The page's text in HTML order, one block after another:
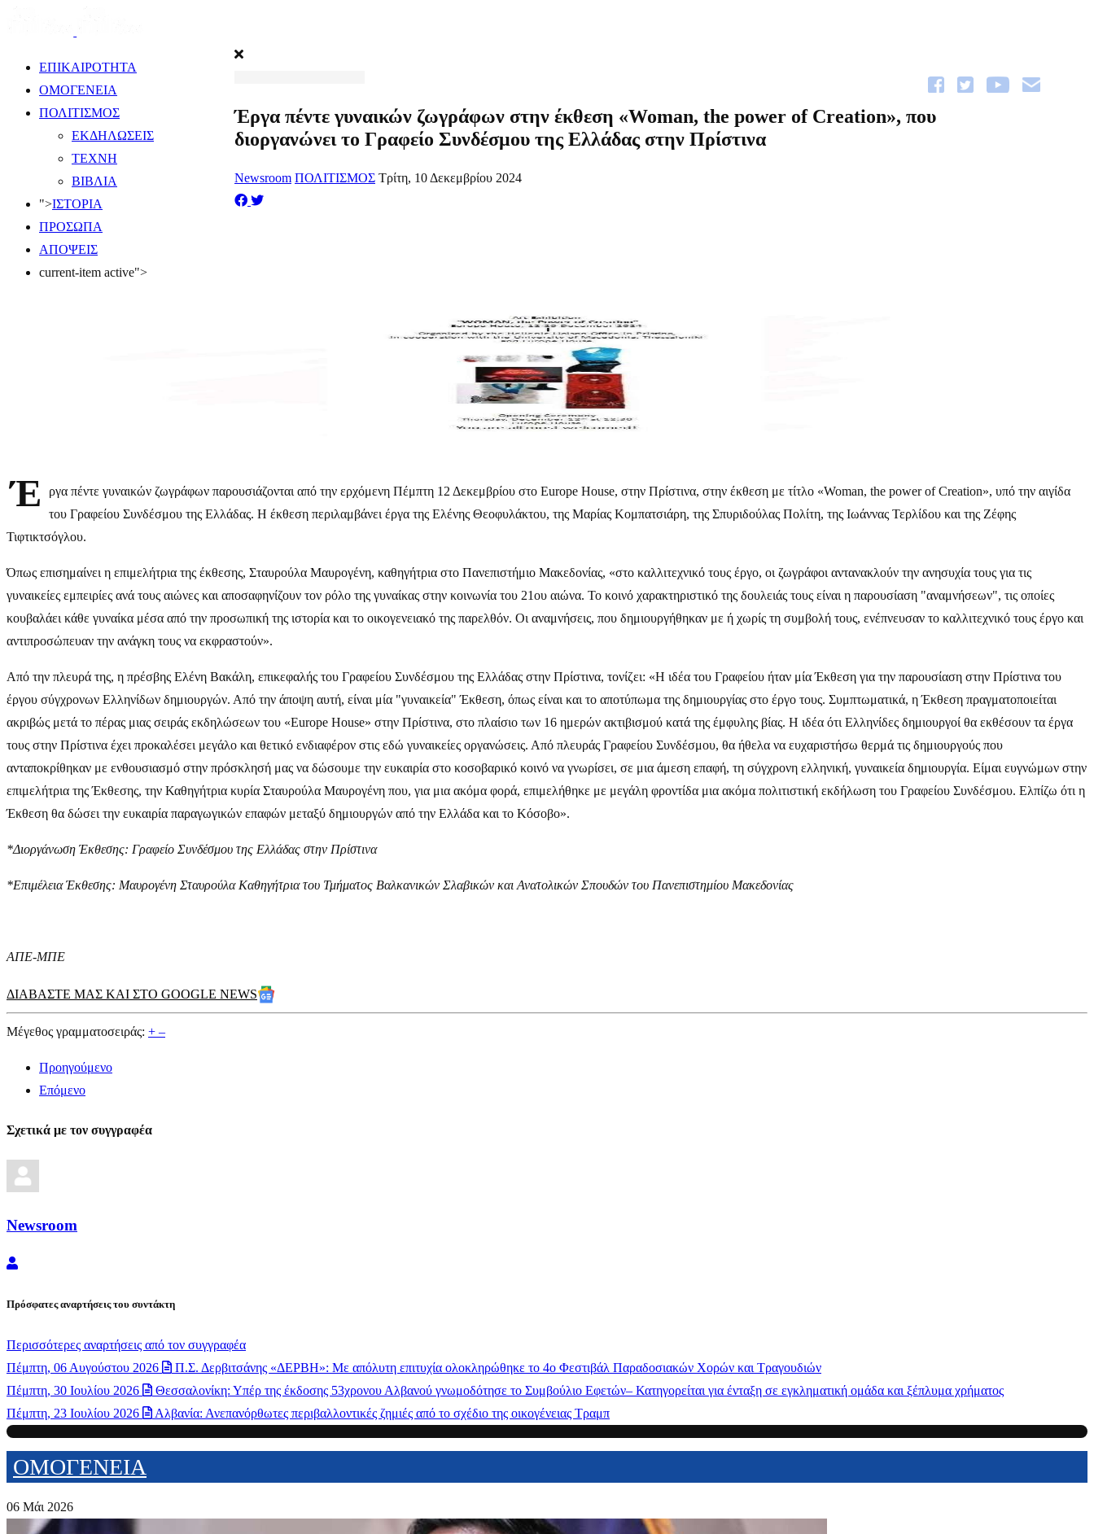
ΕΠΙΚΑΙΡΟΤΗΤΑ
ΟΜΟΓΕΝΕΙΑ
ΠΟΛΙΤΙΣΜΟΣ
ΕΚΔΗΛΩΣΕΙΣ
ΤΕΧΝΗ
ΒΙΒΛΙΑ
">ΙΣΤΟΡΙΑ
ΠΡΟΣΩΠΑ
ΑΠΟΨΕΙΣ
current-item active">
Έργα πέντε γυναικών ζωγράφων στην έκθεση «Woman, the power of Creation», που
διοργανώνει το Γραφείο Συνδέσμου της Ελλάδας στην Πρίστινα
Newsroom ΠΟΛΙΤΙΣΜΟΣ Τρίτη, 10 Δεκεμβρίου 2024
Έ
ργα πέντε γυναικών ζωγράφων παρουσιάζονται από την ερχόμενη Πέμπτη 12 Δεκεμβρίου στο Europe House, στην Πρίστινα, στην έκθεση με τίτλο «Woman, the power of Creation», υπό την αιγίδα
του Γραφείου Συνδέσμου της Ελλάδας. Η έκθεση περιλαμβάνει έργα της Ελένης Θεοφυλάκτου, της Μαρίας Κομπατσιάρη, της Σπυριδούλας Πολίτη, της Ιωάννας Τερλίδου και της Ζέφης
Τιφτικτσόγλου.
Όπως επισημαίνει η επιμελήτρια της έκθεσης, Σταυρούλα Μαυρογένη, καθηγήτρια στο Πανεπιστήμιο Μακεδονίας, «στο καλλιτεχνικό τους έργο, οι ζωγράφοι αντανακλούν την ανησυχία τους για τις
γυναικείες εμπειρίες ανά τους αιώνες και αποσαφηνίζουν τον ρόλο της γυναίκας στην κοινωνία του 21ου αιώνα. Το κοινό χαρακτηριστικό της δουλειάς τους είναι η παρουσίαση "αναμνήσεων", τις οποίες
κουβαλάει κάθε γυναίκα μέσα από την προσωπική της ιστορία και το οικογενειακό της παρελθόν. Οι αναμνήσεις, που δημιουργήθηκαν με ή χωρίς τη συμβολή τους, ενέπνευσαν το καλλιτεχνικό τους έργο και
αντιπροσώπευαν την ανάγκη τους να εκφραστούν».
Από την πλευρά της, η πρέσβης Ελένη Βακάλη, επικεφαλής του Γραφείου Συνδέσμου της Ελλάδας στην Πρίστινα, τονίζει: «Η ιδέα του Γραφείου ήταν μία Έκθεση για την παρουσίαση στην Πρίστινα του
έργου σύγχρονων Ελληνίδων δημιουργών. Από την άποψη αυτή, είναι μία "γυναικεία" Έκθεση, όπως είναι και το αποτύπωμα της δημιουργίας στο έργο τους. Συμπτωματικά, η Έκθεση πραγματοποιείται
ακριβώς μετά το πέρας μιας σειράς εκδηλώσεων του «Europe House» στην Πρίστινα, στο πλαίσιο των 16 ημερών ακτιβισμού κατά της έμφυλης βίας. Η ιδέα ότι Ελληνίδες δημιουργοί θα εκθέσουν τα έργα
τους στην Πρίστινα έχει προκαλέσει μεγάλο και θετικό ενδιαφέρον στις εδώ γυναικείες οργανώσεις. Από πλευράς Γραφείου Συνδέσμου, θα ήθελα να ευχαριστήσω θερμά τις δημιουργούς που
ανταποκρίθηκαν με ενθουσιασμό στην πρόσκλησή μας να δώσουμε την ευκαιρία στο κοσοβαρικό κοινό να γνωρίσει, σε μια άμεση επαφή, τη σύγχρονη ελληνική, γυναικεία δημιουργία. Είμαι ευγνώμων στην
επιμελήτρια της Έκθεσης, την Καθηγήτρια κυρία Σταυρούλα Μαυρογένη που, για μια ακόμα φορά, επιμελήθηκε με μεγάλη φροντίδα μια ακόμα πολιτιστική εκδήλωση του Γραφείου Συνδέσμου. Ελπίζω ότι η
Έκθεση θα δώσει την ευκαιρία παραγωγικών επαφών μεταξύ δημιουργών από την Ελλάδα και το Κόσοβο».
*Διοργάνωση Έκθεσης: Γραφείο Συνδέσμου της Ελλάδας στην Πρίστινα
*Επιμέλεια Έκθεσης: Μαυρογένη Σταυρούλα Καθηγήτρια του Τμήματος Βαλκανικών Σλαβικών και Ανατολικών Σπουδών του Πανεπιστημίου Μακεδονίας
ΑΠΕ-ΜΠΕ
ΔΙΑΒΑΣΤΕ ΜΑΣ ΚΑΙ ΣΤΟ GOOGLE NEWS
Μέγεθος γραμματοσειράς: + –
Προηγούμενο
Επόμενο
Σχετικά με τον συγγραφέα
Newsroom
Newsroom
Πρόσφατες αναρτήσεις του συντάκτη
Περισσότερες αναρτήσεις από τον συγγραφέα
Πέμπτη, 06 Αυγούστου 2026
Π.Σ. Δερβιτσάνης «ΔΕΡΒΗ»: Με απόλυτη επιτυχία ολοκληρώθηκε το 4ο Φεστιβάλ Παραδοσιακών Χορών και Τραγουδιών
Πέμπτη, 30 Ιουλίου 2026
Θεσσαλονίκη: Υπέρ της έκδοσης 53χρονου Αλβανού γνωμοδότησε το Συμβούλιο Εφετών– Κατηγορείται για ένταξη σε εγκληματική ομάδα και ξέπλυμα χρήματος
Πέμπτη, 23 Ιουλίου 2026
Αλβανία: Ανεπανόρθωτες περιβαλλοντικές ζημιές από το σχέδιο της οικογένειας Τραμπ
ΟΜΟΓΕΝΕΙΑ
06 Μάι 2026